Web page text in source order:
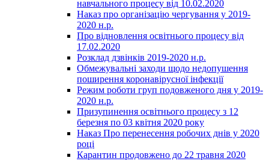
навчального процесу від 10.02.2020
Наказ про організацію чергування у 2019-
2020 н.р.
Про відновлення освітнього процесу від
17.02.2020
Розклад дзвінків 2019-2020 н.р.
Обмежувальні заходи щодо недопушення
поширення коронавірусної інфекції
Режим роботи груп подовженого дня у 2019-
2020 н.р.
Призупинення освітнього процесу з 12
березня по 03 квітня 2020 року
Наказ Про перенесення робочих днів у 2020
році
Карантин продовжено до 22 травня 2020